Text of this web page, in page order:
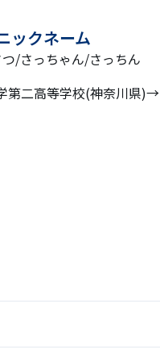
ックネーム
/さっちゃん/さっちん
第二高等学校(神奈川県)→